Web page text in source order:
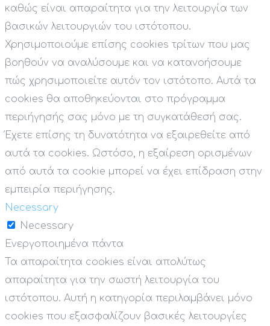
καθώς είναι απαραίτητα για την λειτουργία των
βασικών λειτουργιών του ιστότοπου.
Χρησιμοποιούμε επίσης cookies τρίτων που μας
βοηθούν να αναλύσουμε και να κατανοήσουμε
πώς χρησιμοποιείτε αυτόν τον ιστότοπο. Αυτά τα
cookies θα αποθηκεύονται στο πρόγραμμα
περιήγησής σας μόνο με τη συγκατάθεσή σας.
Έχετε επίσης τη δυνατότητα να εξαιρεθείτε από
αυτά τα cookies. Ωστόσο, η εξαίρεση ορισμένων
από αυτά τα cookie μπορεί να έχει επίδραση στην
εμπειρία περιήγησης.
Necessary
Necessary
Ενεργοποιημένα πάντα
Τα απαραίτητα cookies είναι απολύτως
απαραίτητα για την σωστή λειτουργία του
ιστότοπου. Αυτή η κατηγορία περιλαμβάνει μόνο
cookies που εξασφαλίζουν βασικές λειτουργίες